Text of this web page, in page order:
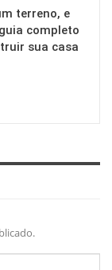
terreno, e
completo
sua casa